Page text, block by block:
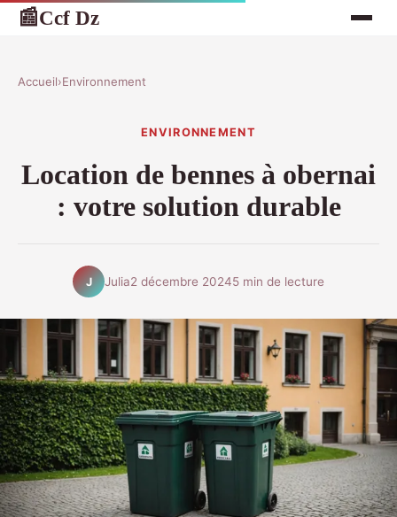
📰Ccf Dz
Accueil›Environnement
ENVIRONNEMENT
Location de bennes à obernai
: votre solution durable
J Julia2 décembre 20245 min de lecture